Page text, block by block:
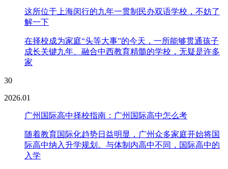
这所位于上海闵行的九年一贯制民办双语学校，不妨了
解一下
在择校成为家庭“头等大事”的今天，一所能够贯通孩子
成长关键九年、融合中西教育精髓的学校，无疑是许多
家
30
2026.01
广州国际高中择校指南：广州国际高中怎么考
随着教育国际化趋势日益明显，广州众多家庭开始将国
际高中纳入升学规划。与体制内高中不同，国际高中的
入学